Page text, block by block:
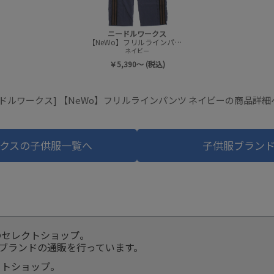
ニードルワークス
【NeWo】フリルラインパンツ
ネイビー
￥5,390～ (税込)
ルワークス] 【NeWo】フリルラインパンツ ネイビーの商品詳細
スの子供服一覧へ 子供服ブラン
レクトショップ。
ランドの通販を行っています。
ショップ。